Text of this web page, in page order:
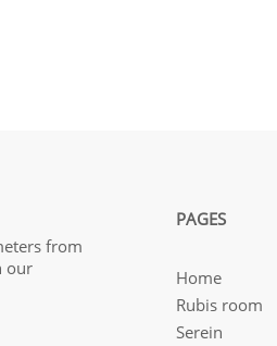
from
our
PAGES
Home
Rubis room
Serein